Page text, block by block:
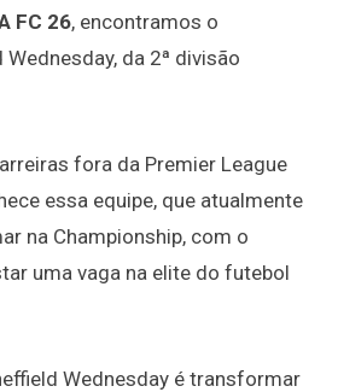
FC 26, encontramos o
da 2ª divisão
fora da Premier League
essa equipe, que atualmente
na Championship, com o
uma vaga na elite do futebol
Wednesday é transformar